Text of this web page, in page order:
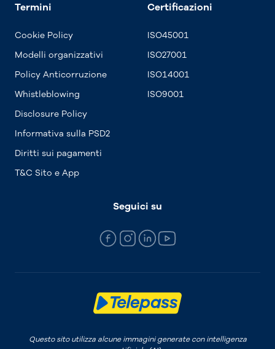
Termini
Cookie Policy
Modelli organizzativi
Policy Anticorruzione
Whistleblowing
Disclosure Policy
Informativa sulla PSD2
Diritti sui pagamenti
T&C Sito e App
Certificazioni
ISO45001
ISO27001
ISO14001
ISO9001
Seguici su
Questo sito utilizza alcune immagini generate con intelligenza